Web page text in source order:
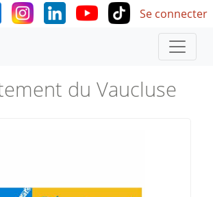
User
Se connecter
du Vaucluse